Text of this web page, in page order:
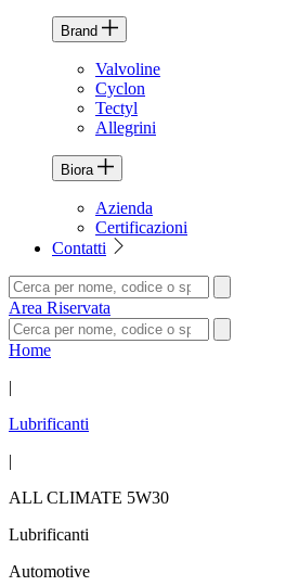
Brand
Valvoline
Cyclon
Tectyl
Allegrini
Biora
Azienda
Certificazioni
Contatti
Area Riservata
Home
|
Lubrificanti
|
ALL CLIMATE 5W30
Lubrificanti
Automotive